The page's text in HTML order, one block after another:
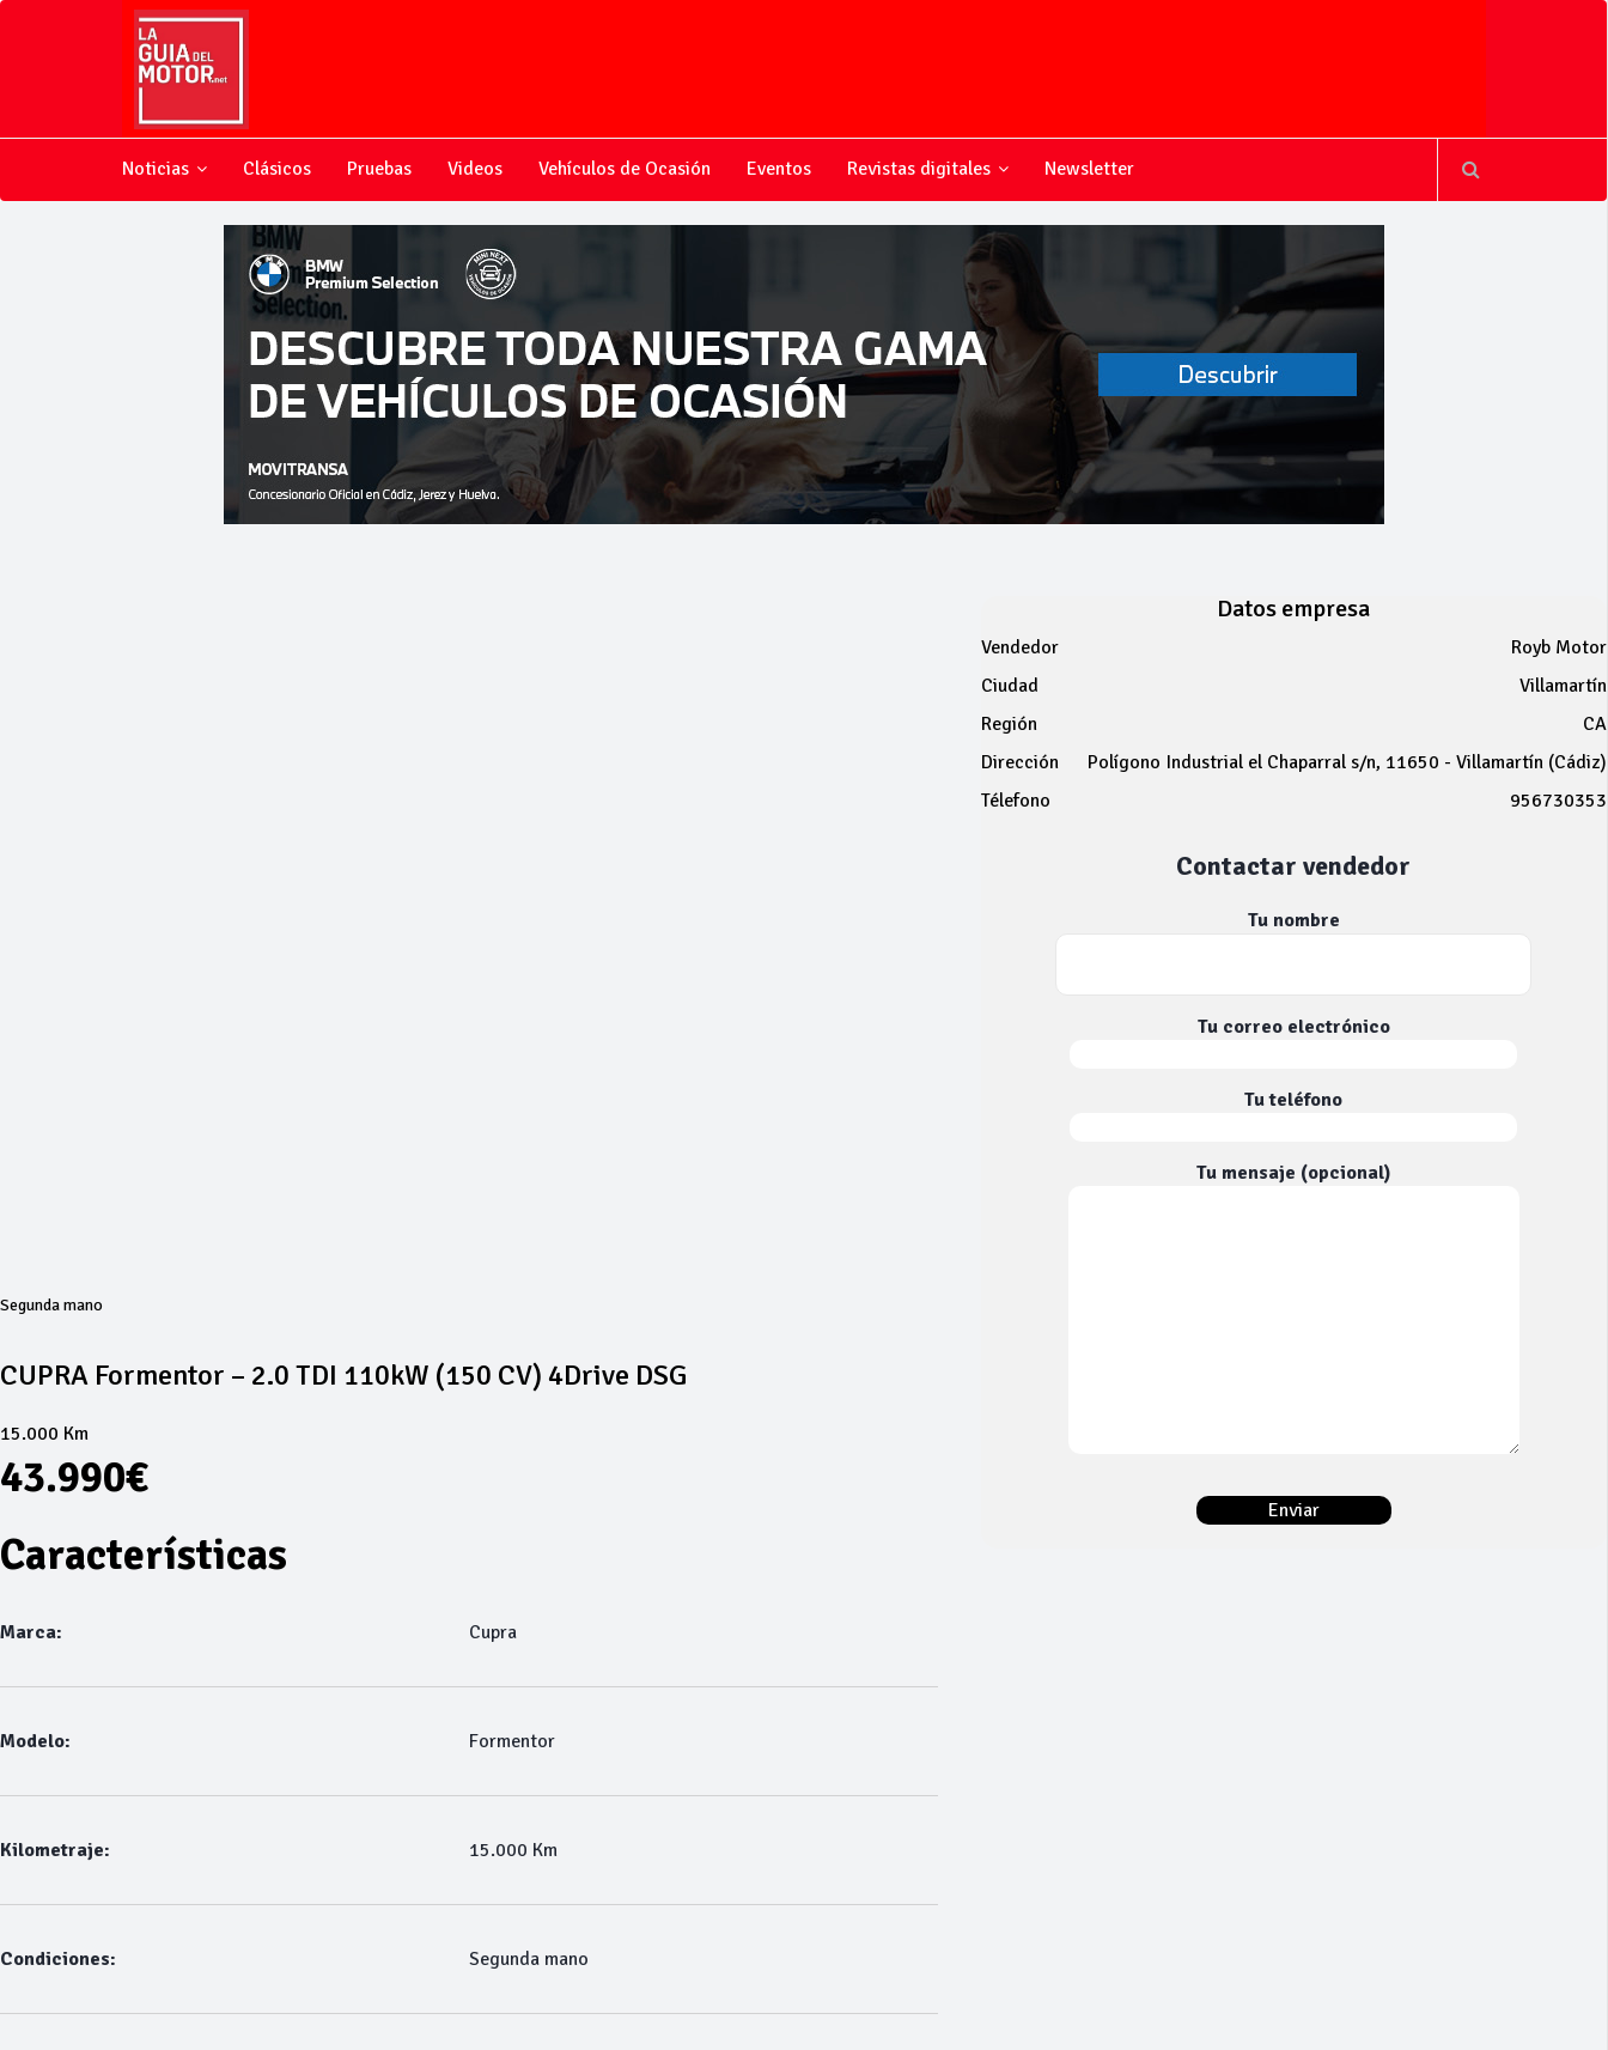
Noticias Clásicos Pruebas Videos Vehículos de Ocasión Eventos Revistas digitales Newsletter
Segunda mano
CUPRA Formentor – 2.0 TDI 110kW (150 CV) 4Drive DSG
15.000 Km
43.990€
Características
Marca: Cupra
Modelo: Formentor
Kilometraje: 15.000 Km
Condiciones: Segunda mano
Datos empresa
Vendedor
Royb Motor
Ciudad
Villamartín
Región
CA
Dirección
Polígono Industrial el Chaparral s/n, 11650 - Villamartín (Cádiz)
Télefono
956730353
Contactar vendedor
Tu nombre
Tu correo electrónico
Tu teléfono
Tu mensaje (opcional)